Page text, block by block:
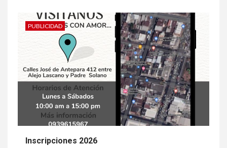
PUBLICIDAD
Inscripciones 2026